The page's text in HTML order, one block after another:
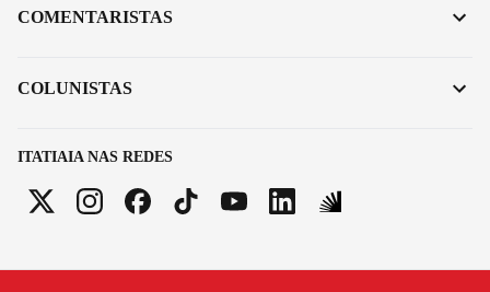
ITATIAIA NAS REDES
COMENTARISTAS
COLUNISTAS